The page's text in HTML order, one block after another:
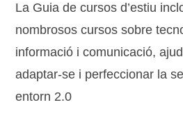
La Guia de cursos d’estiu
nombrosos cursos sobre
informació i comunicació,
adaptar-se i perfeccionar la
entorn 2.0